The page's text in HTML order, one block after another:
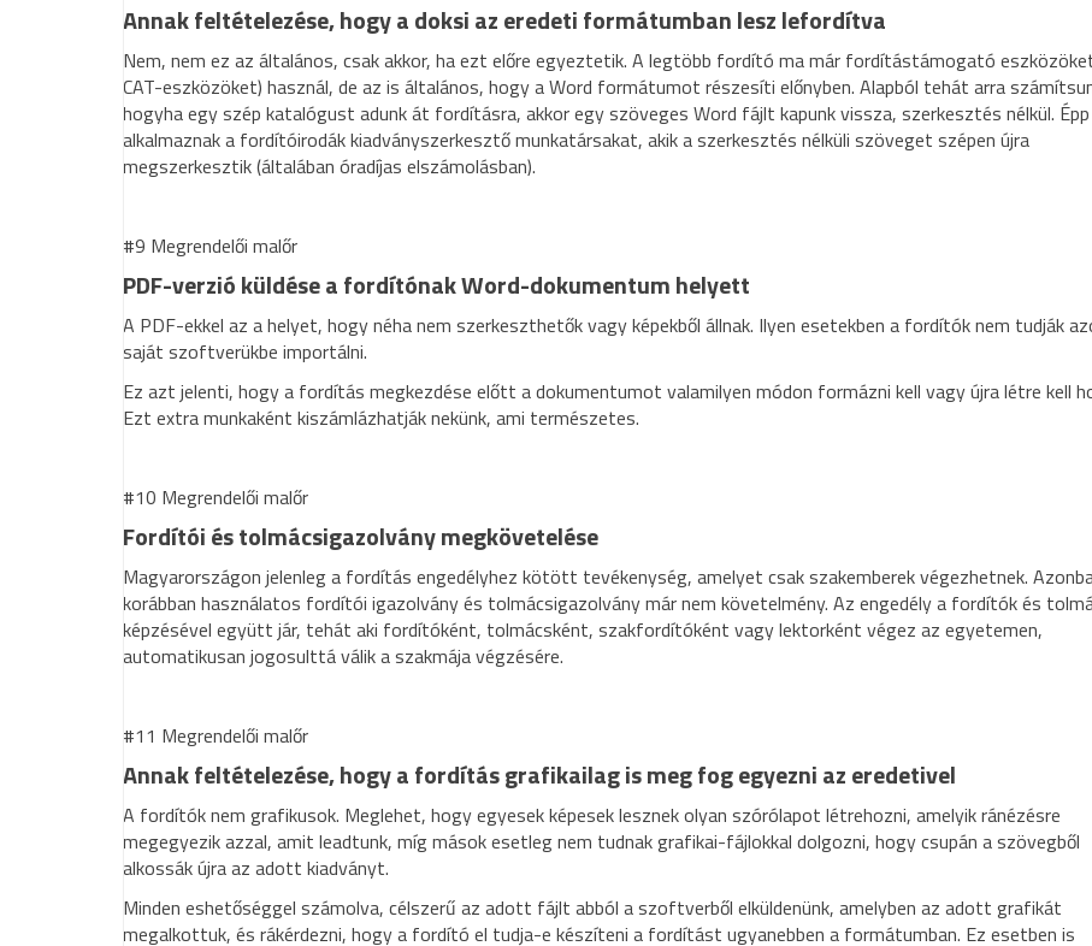
Annak feltételezése, hogy a doksi az eredeti formátumban lesz lefordítva
Nem, nem ez az általános, csak akkor, ha ezt előre egyeztetik. A legtöbb fordító ma már fordítástámogató
CAT-eszközöket) használ, de az is általános, hogy a Word formátumot részesíti előnyben. Alapból tehát arra
hogyha egy szép katalógust adunk át fordításra, akkor egy szöveges Word fájlt kapunk vissza, szerkesztés nélkül.
alkalmaznak a fordítóirodák kiadványszerkesztő munkatársakat, akik a szerkesztés nélküli szöveget szépen újra
megszerkesztik (általában óradíjas elszámolásban).
#9 Megrendelői malőr
PDF-verzió küldése a fordítónak Word-dokumentum helyett
A PDF-ekkel az a helyet, hogy néha nem szerkeszthetők vagy képekből állnak. Ilyen esetekben a fordítók nem tudják
saját szoftverükbe importálni.
Ez azt jelenti, hogy a fordítás megkezdése előtt a dokumentumot valamilyen módon formázni kell vagy újra létre kell
Ezt extra munkaként kiszámlázhatják nekünk, ami természetes.
#10 Megrendelői malőr
Fordítói és tolmácsigazolvány megkövetelése
Magyarországon jelenleg a fordítás engedélyhez kötött tevékenység, amelyet csak szakemberek végezhetnek.
korábban használatos fordítói igazolvány és tolmácsigazolvány már nem követelmény. Az engedély a fordítók és
képzésével együtt jár, tehát aki fordítóként, tolmácsként, szakfordítóként vagy lektorként végez az egyetemen,
automatikusan jogosulttá válik a szakmája végzésére.
#11 Megrendelői malőr
Annak feltételezése, hogy a fordítás grafikailag is meg fog egyezni az eredetivel
A fordítók nem grafikusok. Meglehet, hogy egyesek képesek lesznek olyan szórólapot létrehozni, amelyik ránézésre
megegyezik azzal, amit leadtunk, míg mások esetleg nem tudnak grafikai-fájlokkal dolgozni, hogy csupán a szövegből
alkossák újra az adott kiadványt.
Minden eshetőséggel számolva, célszerű az adott fájlt abból a szoftverből elküldenünk, amelyben az adott grafikát
megalkottuk, és rákérdezni, hogy a fordító el tudja-e készíteni a fordítást ugyanebben a formátumban. Ez esetben is